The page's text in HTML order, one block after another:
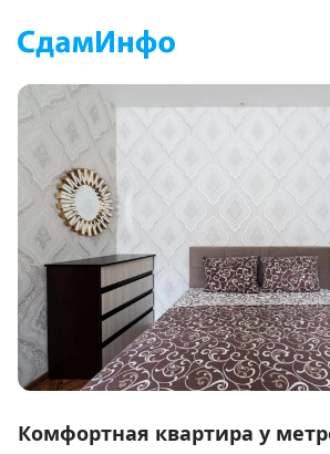
1
Комфортная квартира у